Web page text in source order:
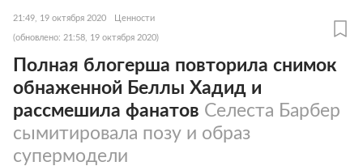
21:49, 19 октября 2020 Ценности
(обновлено: 21:58, 19 октября 2020)
Полная блогерша повторила снимок
обнаженной Беллы Хадид и
рассмешила фанатов Селеста Барбер
сымитировала позу и образ
супермодели